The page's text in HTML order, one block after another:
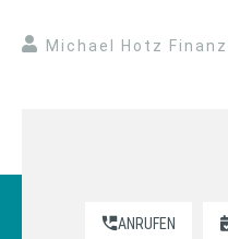
Michael Hotz
ANRUFEN